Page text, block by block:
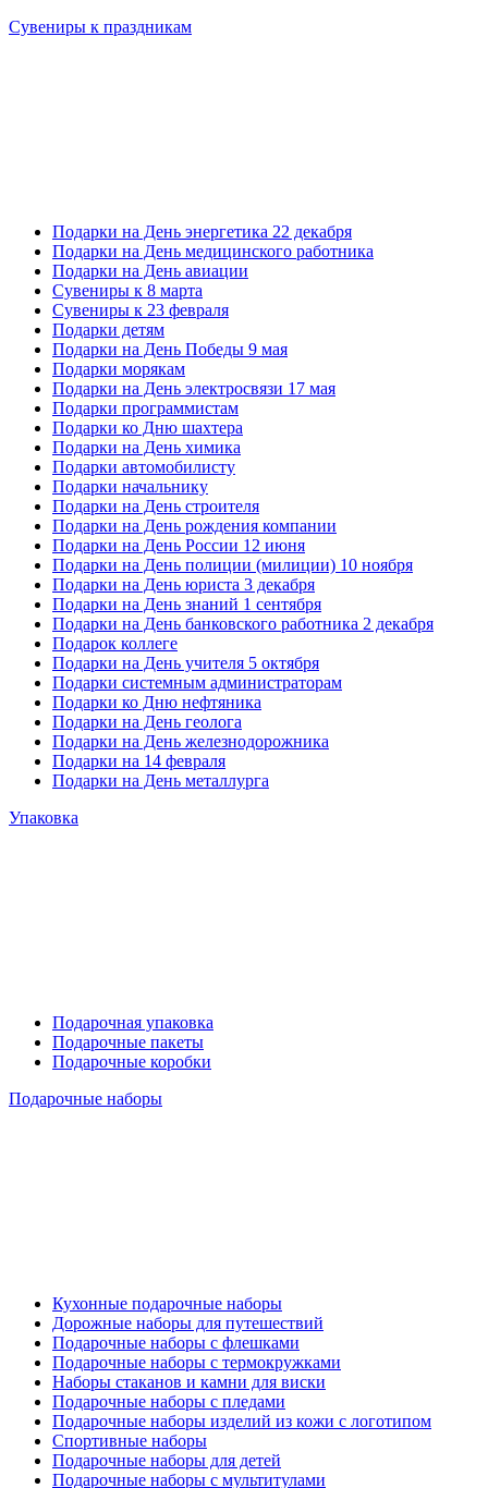
Сувениры к праздникам
Подарки на День энергетика 22 декабря
Подарки на День медицинского работника
Подарки на День авиации
Сувениры к 8 марта
Сувениры к 23 февраля
Подарки детям
Подарки на День Победы 9 мая
Подарки морякам
Подарки на День электросвязи 17 мая
Подарки программистам
Подарки ко Дню шахтера
Подарки на День химика
Подарки автомобилисту
Подарки начальнику
Подарки на День строителя
Подарки на День рождения компании
Подарки на День России 12 июня
Подарки на День полиции (милиции) 10 ноября
Подарки на День юриста 3 декабря
Подарки на День знаний 1 сентября
Подарки на День банковского работника 2 декабря
Подарок коллеге
Подарки на День учителя 5 октября
Подарки системным администраторам
Подарки ко Дню нефтяника
Подарки на День геолога
Подарки на День железнодорожника
Подарки на 14 февраля
Подарки на День металлурга
Упаковка
Подарочная упаковка
Подарочные пакеты
Подарочные коробки
Подарочные наборы
Кухонные подарочные наборы
Дорожные наборы для путешествий
Подарочные наборы с флешками
Подарочные наборы с термокружками
Наборы стаканов и камни для виски
Подарочные наборы с пледами
Подарочные наборы изделий из кожи с логотипом
Спортивные наборы
Подарочные наборы для детей
Подарочные наборы с мультитулами